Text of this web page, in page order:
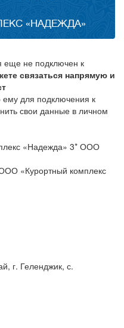
«НАДЕЖДА»
еще не подключен к
связаться напрямую и
для подключения к
свои данные в личном
«Надежда» 3* ООО
«Курортный комплекс
г. Геленджик, с.